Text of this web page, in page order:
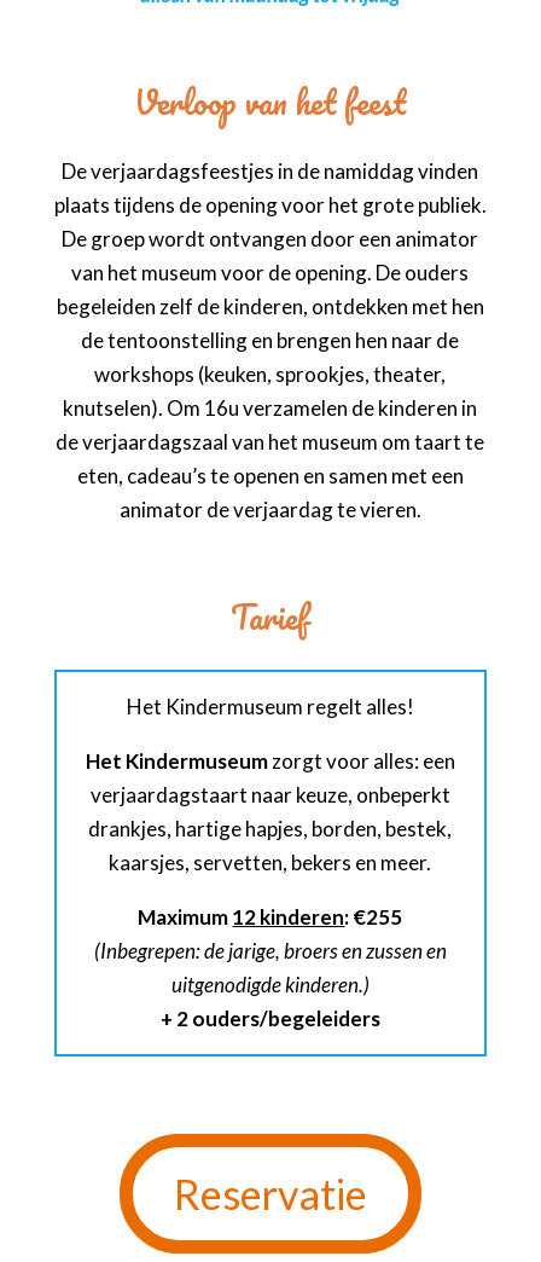
Verloop van het feest
De verjaardagsfeestjes in de namiddag vinden
plaats tijdens de opening voor het grote publiek.
De groep wordt ontvangen door een animator
van het museum voor de opening. De ouders
begeleiden zelf de kinderen, ontdekken met hen
de tentoonstelling en brengen hen naar de
workshops (keuken, sprookjes, theater,
knutselen). Om 16u verzamelen de kinderen in
de verjaardagszaal van het museum om taart te
eten, cadeau’s te openen en samen met een
animator de verjaardag te vieren.
Tarief
Het Kindermuseum regelt alles!
Het Kindermuseumzorgt voor alles: een
verjaardagstaart naar keuze, onbeperkt
drankjes, hartige hapjes, borden, bestek,
kaarsjes, servetten, bekers en meer.
Maximum12 kinderen:€255
(Inbegrepen: de jarige, broers en zussen en
uitgenodigde kinderen.)
+ 2 ouders/begeleiders
Reservatie